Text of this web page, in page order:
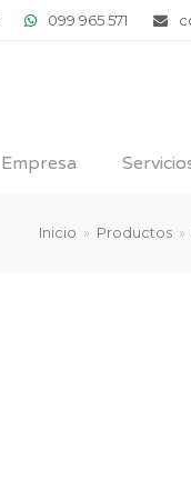
099 965 571
Empresa
Inicio » Productos »